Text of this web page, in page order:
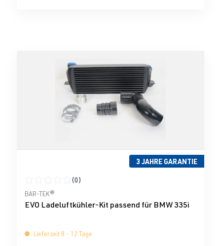
3 JAHRE GARANTIE
Durchschnittliche Bewertung von 0 von 5 Sternen
(0)
BAR-TEK®
EVO Ladeluftkühler-Kit passend für BMW 335i
Lieferzeit 8 - 12 Tage